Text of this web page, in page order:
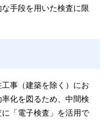
手段を用いた検査に限
事（建築を除く）にお
化を図るため、中間検
「電子検査」を活用で